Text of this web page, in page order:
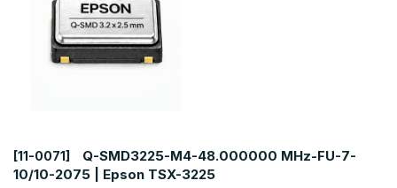
[11-0071]
Q-SMD3225-M4-48.000000 MHz-FU-7-
10/10-2075 | Epson TSX-3225